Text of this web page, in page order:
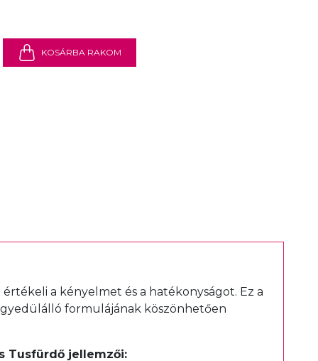
KOSÁRBA RAKOM
a kényelmet és a hatékonyságot. Ez a
formulájának köszönhetően
Tusfürdő jellemzői: